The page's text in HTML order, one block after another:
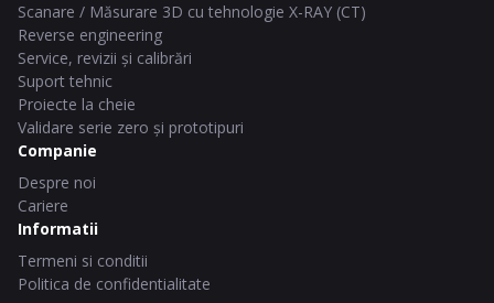
Scanare / Măsurare 3D cu tehnologie X-RAY (CT)
Reverse engineering
Service, revizii și calibrări
Suport tehnic
Proiecte la cheie
Validare serie zero și prototipuri
Companie
Despre noi
Cariere
Informatii
Termeni si conditii
Politica de confidentialitate